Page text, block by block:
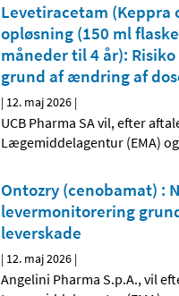
Levetiracetam (Keppra
opløsning (150 ml
måneder til 4 år):
grund af ændring af
| 12. maj 2026 |
UCB Pharma SA vil, efter
Lægemiddelagentur (EMA)
Ontozry (cenobamat) :
levermonitorering
leverskade
| 12. maj 2026 |
Angelini Pharma S.p.A., vil